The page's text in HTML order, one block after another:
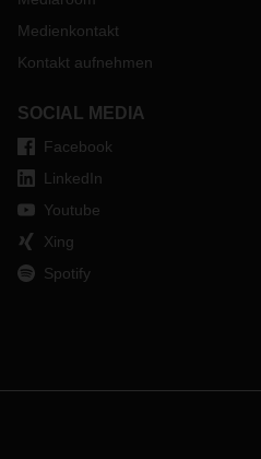
Medienkontakt
Kontakt aufnehmen
SOCIAL MEDIA
Facebook
LinkedIn
Youtube
Xing
Spotify